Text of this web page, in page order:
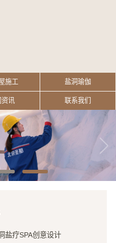
施工 盐洞瑜伽
资讯 联系我们
盐疗SPA创意设计